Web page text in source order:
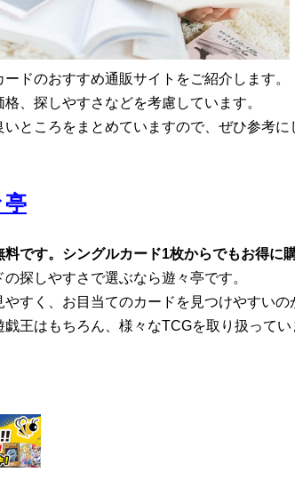
ードのおすすめ通販サイトをご紹介します。
、探しやすさなどを考慮しています。
いところをまとめていますので、ぜひ参考に
亭
料です。シングルカード1枚からでもお得に
の探しやすさで選ぶなら遊々亭です。
やすく、お目当てのカードを見つけやすいの
戯王はもちろん、様々なTCGを取り扱ってい